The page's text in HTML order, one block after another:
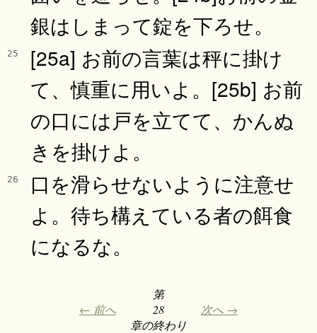
銀はしまって錠を下ろせ。
25
[25a] お前の言葉は秤に掛け
て、慎重に用いよ。[25b] お前
の口には戸を立てて、かんぬ
きを掛けよ。
26
口を滑らせないように注意せ
よ。待ち構えている者の餌食
になるな。
← 前へ
第
28
章の終わり
次へ →